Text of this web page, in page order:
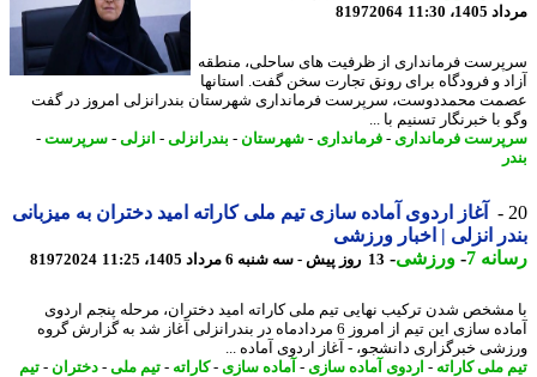
11:30
81972064
فرمانداری از ظرفیت های ساحلی، منطقه
و فرودگاه برای رونق تجارت سخن گفت. استانها
محمددوست، سرپرست فرمانداری شهرستان بندرانزلی امروز در گفت
با خبرنگار تسنیم با ...
فرمانداری- فرمانداری- شهرستان-بندرانزلی-انزلی-سرپرست -
آغاز اردوی آماده سازی تیم ملی کاراته امید دختران به میزبانی
انزلی | اخبار ورزشی
7
-ورزشی-13 روز پیش - سه شنبه 6 مرداد 1405، 11:25 81972024
شدن ترکیب نهایی تیم ملی کاراته امید دختران، مرحله پنجم اردوی
آماده سازی این تیم از امروز 6 مردادماه در بندرانزلی آغاز شد به گزارش گروه
خبرگزاری دانشجو، - آغاز اردوی آماده ...
ملی کاراته- اردوی آماده سازی- آماده سازی- کاراته- تیم ملی -دختران- تیم